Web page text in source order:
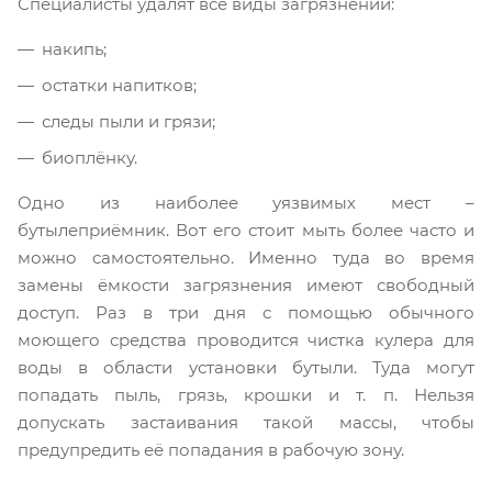
накипь;
остатки напитков;
следы пыли и грязи;
биоплёнку.
Одно из наиболее уязвимых мест –
бутылеприёмник. Вот его стоит мыть более часто и
можно самостоятельно. Именно туда во время
замены ёмкости загрязнения имеют свободный
доступ. Раз в три дня с помощью обычного
моющего средства проводится чистка кулера для
воды в области установки бутыли. Туда могут
попадать пыль, грязь, крошки и т. п. Нельзя
допускать застаивания такой массы, чтобы
предупредить её попадания в рабочую зону.